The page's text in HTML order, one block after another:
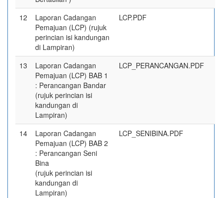
12
Laporan Cadangan
Pemajuan (LCP) (rujuk
perincian isi kandungan
di Lampiran)
LCP.PDF
13
Laporan Cadangan
Pemajuan (LCP) BAB 1
: Perancangan Bandar
(rujuk perincian isi
kandungan di
Lampiran)
LCP_PERANCANGAN.PDF
14
Laporan Cadangan
Pemajuan (LCP) BAB 2
: Perancangan Seni
Bina
(rujuk perincian isi
kandungan di
Lampiran)
LCP_SENIBINA.PDF